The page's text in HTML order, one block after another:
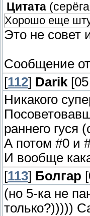
Цитата (
Хорошо еще
Это не совет
Сообщение
[112] Darik
Никакого
раннего гуся
А потом #0 и
И вообще
[113] Болгар
(но 5-ка не
только?)))))